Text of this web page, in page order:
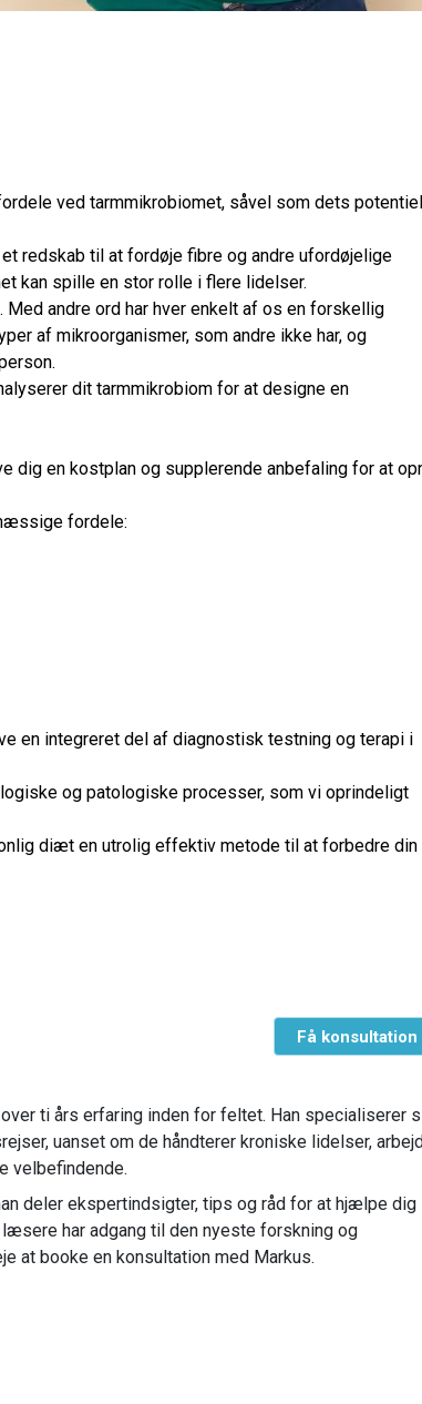
ved tarmmikrobiomet, såvel som dets
redskab til at fordøje fibre og andre ufordøjelige
kan spille en stor rolle i flere lidelser.
andre ord har hver enkelt af os en forskellig
af mikroorganismer, som andre ikke har, og
dit tarmmikrobiom for at designe en
dig en kostplan og supplerende anbefaling for at
fordele:
en integreret del af diagnostisk testning og terapi i
og patologiske processer, som vi oprindeligt
diæt en utrolig effektiv metode til at forbedre din
Få konsultation
ti års erfaring inden for feltet. Han specialiserer
uanset om de håndterer kroniske lidelser,
velbefindende.
deler ekspertindsigter, tips og råd for at hjælpe dig
har adgang til den nyeste forskning og
at booke en konsultation med Markus.